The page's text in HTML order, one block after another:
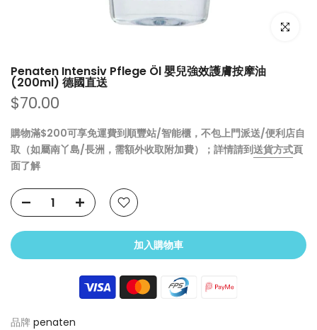
點擊放大
Penaten Intensiv Pflege Öl 嬰兒強效護膚按摩油
(200ml) 德國直送
$70.00
購物滿$200可享免運費到順豐站/智能櫃，不包上門派送/便利店自
取（如屬南丫島/長洲，需額外收取附加費）；詳情請到送貨方式頁
面了解
加入購物車
品牌 penaten